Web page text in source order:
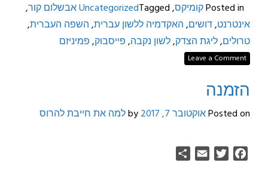
Posted inקומיקס,
UncategorizedTagged אבשלום קור,
אינטרנט,דושים,האקדמיה ללשון עברית,השפה העברית,
טרולים,ליגת הצדק,לשון נקבה,פייסבוק,פמיניזם
Leave a Comment
הזמנה
Posted onאוקטובר 7, 2017 למה את חייבת להרוס
Facebook
Twitter
Email